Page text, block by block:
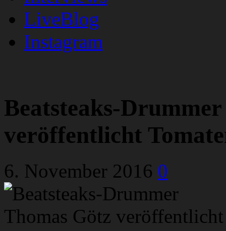
LiveBlog
Instagram
Beatsteaks-
veröffentlicht
6. November 2016 0